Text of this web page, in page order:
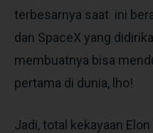
terbesarnya saat ini
dan SpaceX yang
membuatnya bisa
pertama di dunia, lho!
Jadi, total kekayaan